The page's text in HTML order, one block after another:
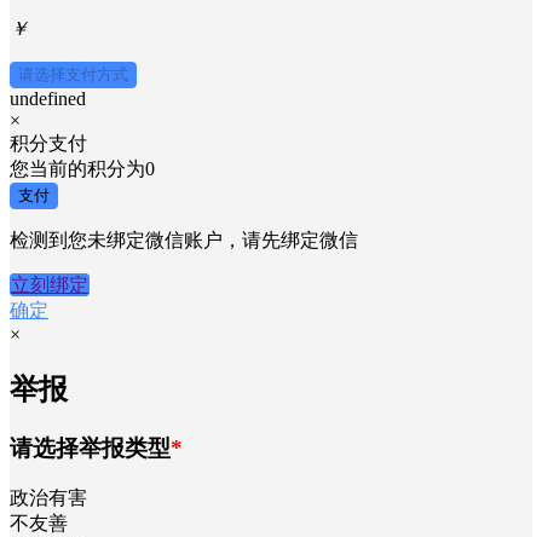
￥
请选择支付方式
undefined
×
积分支付
您当前的积分为0
支付
检测到您未绑定微信账户，请先绑定微信
立刻绑定
确定
×
举报
请选择举报类型*
政治有害
不友善